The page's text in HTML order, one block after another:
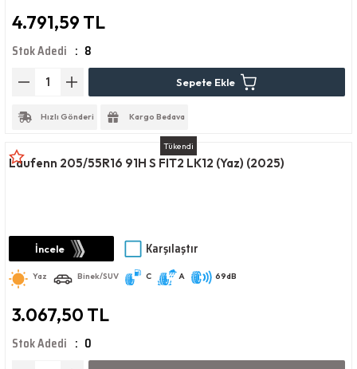
4.791,59 TL
Stok Adedi 8
Sepete Ekle
Hızlı Gönderi Kargo Bedava
Tükendi
Laufenn 205/55R16 91H S FIT2 LK12 (Yaz) (2025)
İncele Karşılaştır
Yaz Binek/SUV C A 69dB
3.067,50 TL
Stok Adedi 0